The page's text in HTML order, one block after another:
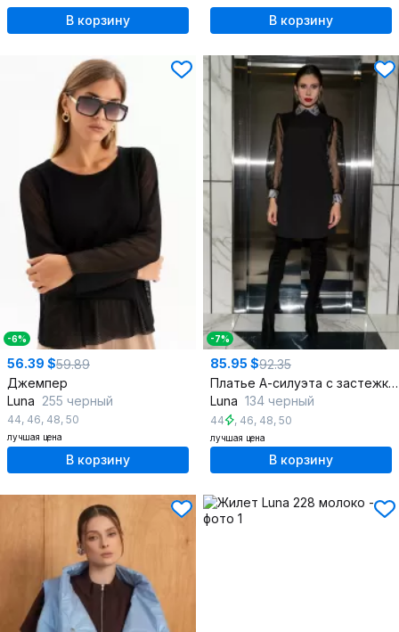
В корзину В корзину
-6%
56.39 $59.89
Джемпер
Luna 255 черный
44, 46, 48, 50
лучшая цена
В корзину
-7%
85.95 $92.35
Платье А-силуэта с застежкой на пуговицы и органзой
Luna 134 черный
44 , 46, 48, 50
лучшая цена
В корзину